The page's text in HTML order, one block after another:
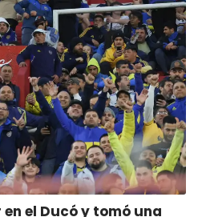
el Ducó y tomó una